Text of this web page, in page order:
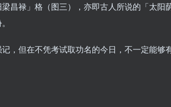
昌禄」格（图三），亦即古人所说的「太阳
，但在不凭考试取功名的今日，不一定能够